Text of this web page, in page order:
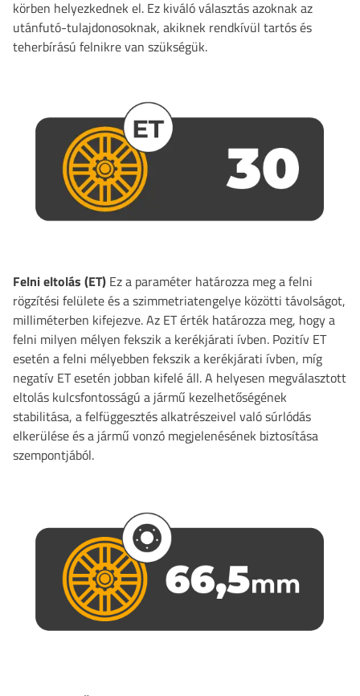
körben helyezkednek el. Ez kiváló választás azoknak az
utánfutó-tulajdonosoknak, akiknek rendkívül tartós és
teherbírású felnikre van szükségük.
Felni eltolás (ET) Ez a paraméter határozza meg a felni
rögzítési felülete és a szimmetriatengelye közötti távolságot,
milliméterben kifejezve. Az ET érték határozza meg, hogy a
felni milyen mélyen fekszik a kerékjárati ívben. Pozitív ET
esetén a felni mélyebben fekszik a kerékjárati ívben, míg
negatív ET esetén jobban kifelé áll. A helyesen megválasztott
eltolás kulcsfontosságú a jármű kezelhetőségének
stabilitása, a felfüggesztés alkatrészeivel való súrlódás
elkerülése és a jármű vonzó megjelenésének biztosítása
szempontjából.